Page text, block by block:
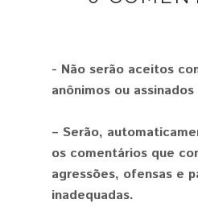
- Não serão aceitos
anônimos ou
– Serão,
os comentários que
agressões, ofensas e
inadequadas.